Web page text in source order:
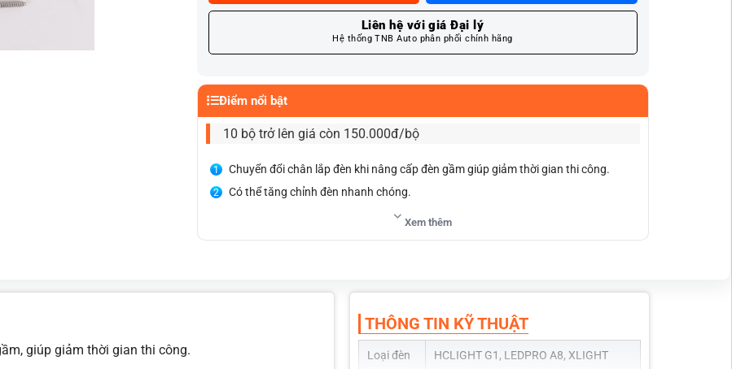
Liên hệ với giá Đại lý
Hệ thống TNB Auto phân phối chính hãng
Điểm nổi bật
10 bộ trở lên giá còn 150.000đ/bộ
Chuyển đổi chân lắp đèn khi nâng cấp đèn gầm giúp giảm thời gian thi công.
Có thể tăng chỉnh đèn nhanh chóng.
Xem thêm
giúp giảm thời gian thi công.
THÔNG TIN KỸ THUẬT
Loại đèn HCLIGHT G1, LEDPRO A8, XLIGHT